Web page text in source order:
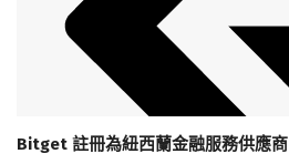
Bitget 註冊為紐西蘭金融服務供應商